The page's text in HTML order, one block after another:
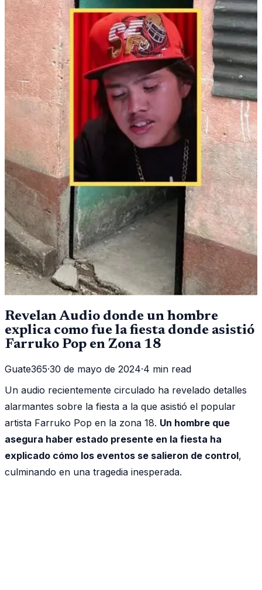
Revelan Audio donde un hombre
explica como fue la fiesta donde asistió
Farruko Pop en Zona 18
Guate365·30 de mayo de 2024·4 min read
Un audio recientemente circulado ha revelado detalles
alarmantes sobre la fiesta a la que asistió el popular
artista Farruko Pop en la zona 18. Un hombre que
asegura haber estado presente en la fiesta ha
explicado cómo los eventos se salieron de control,
culminando en una tragedia inesperada.